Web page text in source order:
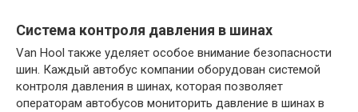
Система контроля давления в шинах
Van Hool также уделяет особое внимание безопасности
шин. Каждый автобус компании оборудован системой
контроля давления в шинах, которая позволяет
операторам автобусов мониторить давление в шинах в